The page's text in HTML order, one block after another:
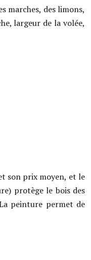
marches, des limons,
largeur de la volée,
son prix moyen, et le
protège le bois des
peinture permet de